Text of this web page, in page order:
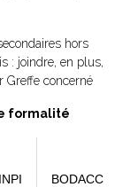
hors
: joindre, en plus,
Greffe concerné
formalité
INPI BODACC